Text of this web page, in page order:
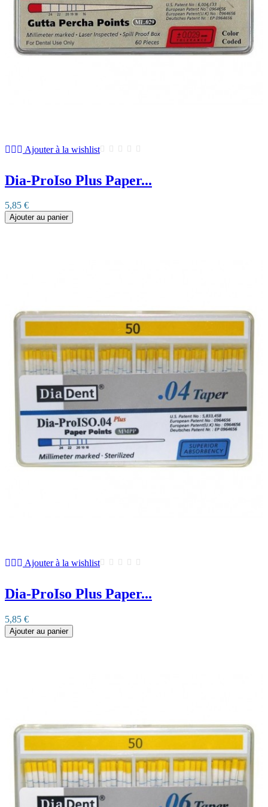
Ajouter à la wishlist
Dia-ProIso Plus Paper...
5,85 €
Ajouter au panier
Ajouter à la wishlist
Dia-ProIso Plus Paper...
5,85 €
Ajouter au panier